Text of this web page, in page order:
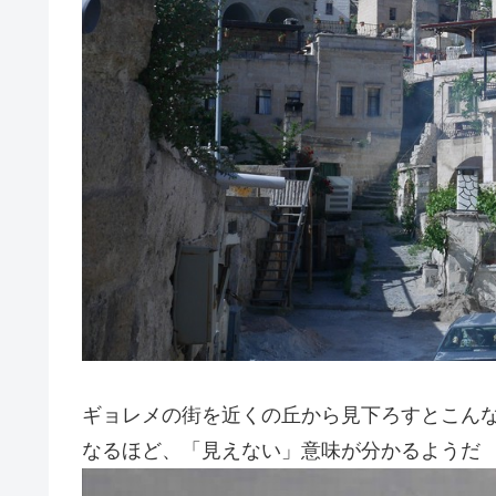
ギョレメの街を近くの丘から見下ろすとこん
なるほど、「見えない」意味が分かるようだ